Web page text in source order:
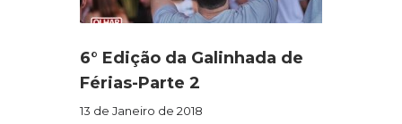
6° Edição da Galinhada de
Férias-Parte 2
13 de Janeiro de 2018